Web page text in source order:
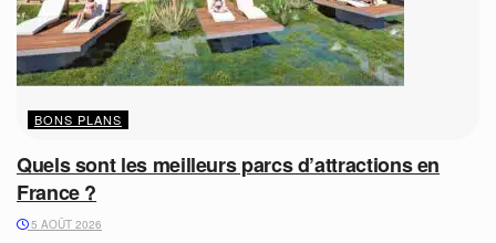
BONS PLANS
Quels sont les meilleurs parcs d’attractions en
France ?
5 AOÛT 2026